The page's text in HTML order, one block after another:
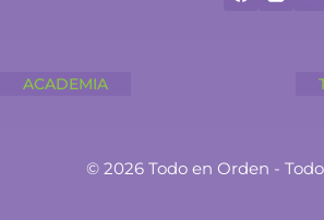
ACADEMIA
© 2026 Todo en Orden -